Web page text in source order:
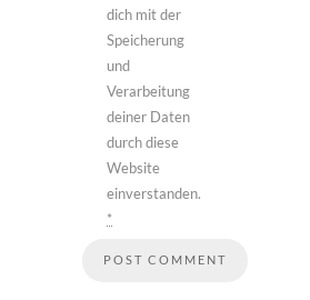
dich mit der
Speicherung
und
Verarbeitung
deiner Daten
durch diese
Website
einverstanden.
*